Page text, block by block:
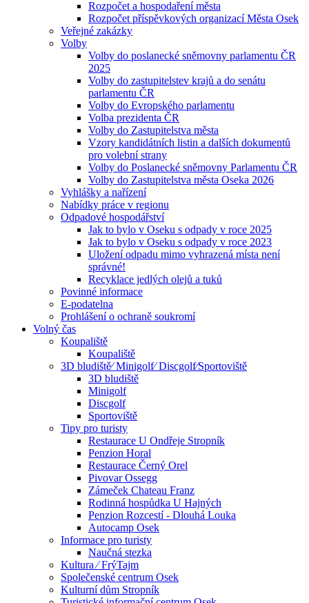
Rozpočet a hospodaření města
Rozpočet příspěvkových organizací Města Osek
Veřejné zakázky
Volby
Volby do poslanecké sněmovny parlamentu ČR
2025
Volby do zastupitelstev krajů a do senátu
parlamentu ČR
Volby do Evropského parlamentu
Volba prezidenta ČR
Volby do Zastupitelstva města
Vzory kandidátních listin a dalších dokumentů
pro volební strany
Volby do Poslanecké sněmovny Parlamentu ČR
Volby do Zastupitelstva města Oseka 2026
Vyhlášky a nařízení
Nabídky práce v regionu
Odpadové hospodářství
Jak to bylo v Oseku s odpady v roce 2025
Jak to bylo v Oseku s odpady v roce 2023
Uložení odpadu mimo vyhrazená místa není
správné!
Recyklace jedlých olejů a tuků
Povinné informace
E-podatelna
Prohlášení o ochraně soukromí
Volný čas
Koupaliště
Koupaliště
3D bludiště⁄ Minigolf⁄ Discgolf⁄Sportoviště
3D bludiště
Minigolf
Discgolf
Sportoviště
Tipy pro turisty
Restaurace U Ondřeje Stropník
Penzion Horal
Restaurace Černý Orel
Pivovar Ossegg
Zámeček Chateau Franz
Rodinná hospůdka U Hajných
Penzion Rozcestí - Dlouhá Louka
Autocamp Osek
Informace pro turisty
Naučná stezka
Kultura ⁄ FrýTajm
Společenské centrum Osek
Kulturní dům Stropník